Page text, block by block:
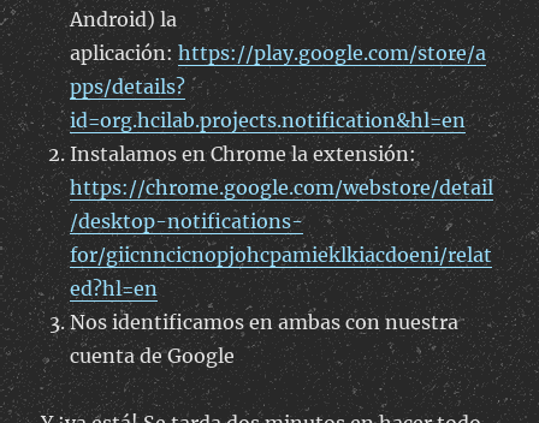
Android) la
aplicación:https://play.google.com/store/a
pps/details?
id=org.hcilab.projects.notification&hl=en
Instalamos en Chrome la extensión:
https://chrome.google.com/webstore/detail
/desktop-notifications-
for/giicnncicnopjohcpamieklkiacdoeni/relat
ed?hl=en
Nos identificamos en ambas con nuestra
cuenta de Google